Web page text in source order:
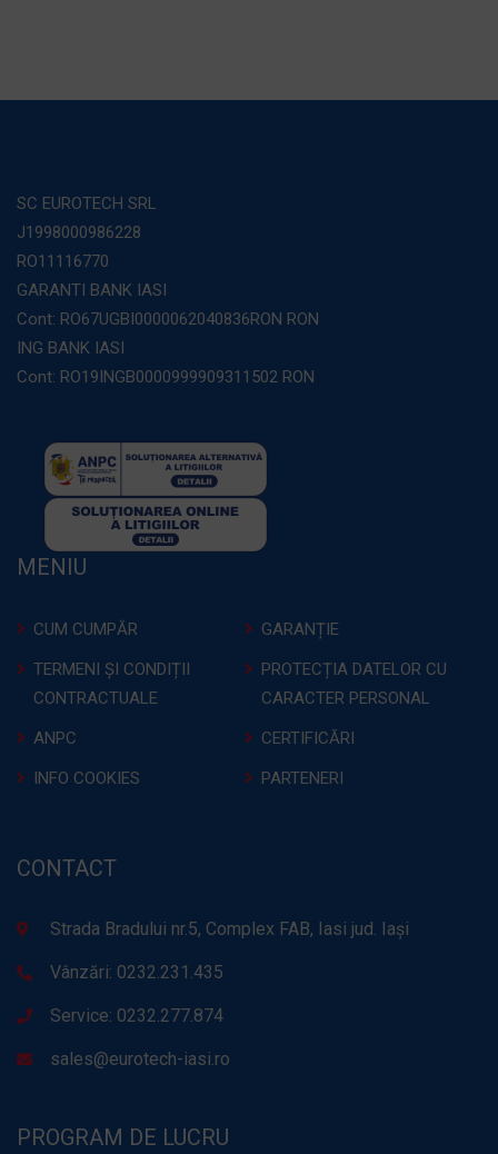
SC EUROTECH SRL
J1998000986228
RO11116770
GARANTI BANK IASI
Cont: RO67UGBI0000062040836RON RON
ING BANK IASI
Cont: RO19INGB0000999909311502 RON
MENIU
CUM CUMPĂR
GARANȚIE
TERMENI ȘI CONDIȚII
CONTRACTUALE
PROTECȚIA DATELOR CU
CARACTER PERSONAL
ANPC
CERTIFICĂRI
INFO COOKIES
PARTENERI
CONTACT
Strada Bradului nr.5, Complex FAB, Iasi jud. Iași
Vânzări: 0232.231.435
Service: 0232.277.874
sales@eurotech-iasi.ro
PROGRAM DE LUCRU